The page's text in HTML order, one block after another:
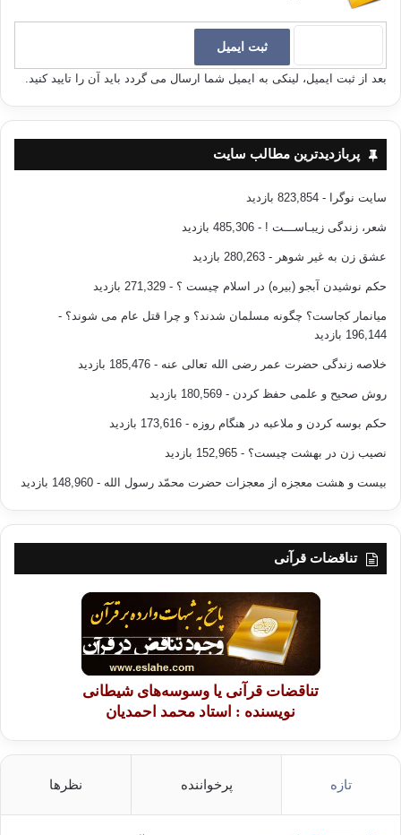
بعد از ثبت ایمیل، لینکی به ایمیل شما ارسال می گردد باید آن را تایید کنید.
پربازدیدترین مطالب سایت
سایت نوگرا - 823,854 بازدید
شعر، زندگی زیبـاســـت ! - 485,306 بازدید
عشق زن به غیر شوهر - 280,263 بازدید
حکم نوشیدن آبجو (بیره) در اسلام چیست ؟ - 271,329 بازدید
میانمار کجاست؟ چگونه مسلمان شدند؟ و چرا قتل عام می شوند؟ -
196,144 بازدید
خلاصه زندگی حضرت عمر رضی الله تعالی عنه - 185,476 بازدید
روش صحیح و علمی حفظ کردن - 180,569 بازدید
حکم بوسه کردن و ملاعبه در هنگام روزه - 173,616 بازدید
نصیب زن در بهشت چیست؟ - 152,965 بازدید
بیست و هشت معجزه از معجزات حضرت محمّد رسول الله - 148,960 بازدید
تناقضات قرآنی
تناقضات قرآنی یا وسوسه‌های شیطانی
نویسنده : استاد محمد احمدیان
تازه پرخواننده نظرها